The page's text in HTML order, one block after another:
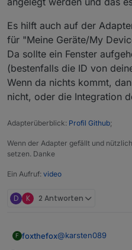
Es hilft auch auf der
für "Meine Geräte/My
Da sollte ein Fenster
(bestenfalls die ID von
Wenn da nichts kommt,
nicht, oder die Integration
Adapterüberblick: Profil Github;
Wenn der Adapter gefällt und
setzen. Danke
Ein Aufruf: video
D K 2 Antworten
F foxthefox@karsten089